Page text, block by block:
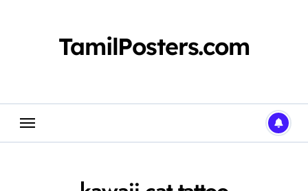
TamilPosters.com